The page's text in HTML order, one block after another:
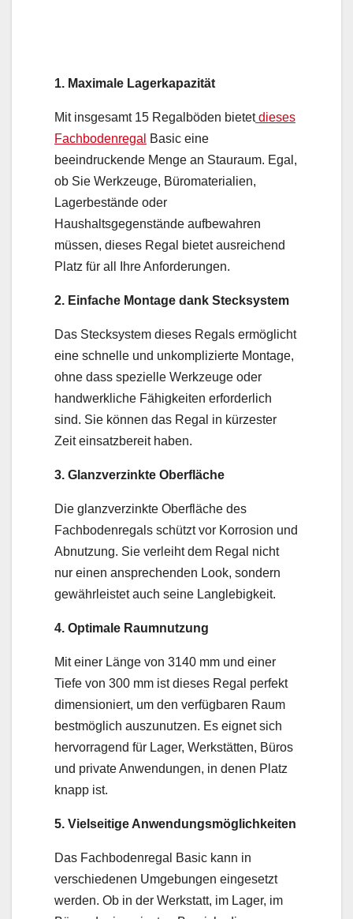
1. Maximale Lagerkapazität
Mit insgesamt 15 Regalböden bietetdieses
Fachbodenregal Basic eine
beeindruckende Menge an Stauraum. Egal,
ob Sie Werkzeuge, Büromaterialien,
Lagerbestände oder
Haushaltsgegenstände aufbewahren
müssen, dieses Regal bietet ausreichend
Platz für all Ihre Anforderungen.
2. Einfache Montage dank Stecksystem
Das Stecksystem dieses Regals ermöglicht
eine schnelle und unkomplizierte Montage,
ohne dass spezielle Werkzeuge oder
handwerkliche Fähigkeiten erforderlich
sind. Sie können das Regal in kürzester
Zeit einsatzbereit haben.
3. Glanzverzinkte Oberfläche
Die glanzverzinkte Oberfläche des
Fachbodenregals schützt vor Korrosion und
Abnutzung. Sie verleiht dem Regal nicht
nur einen ansprechenden Look, sondern
gewährleistet auch seine Langlebigkeit.
4. Optimale Raumnutzung
Mit einer Länge von 3140 mm und einer
Tiefe von 300 mm ist dieses Regal perfekt
dimensioniert, um den verfügbaren Raum
bestmöglich auszunutzen. Es eignet sich
hervorragend für Lager, Werkstätten, Büros
und private Anwendungen, in denen Platz
knapp ist.
5. Vielseitige Anwendungsmöglichkeiten
Das Fachbodenregal Basic kann in
verschiedenen Umgebungen eingesetzt
werden. Ob in der Werkstatt, im Lager, im